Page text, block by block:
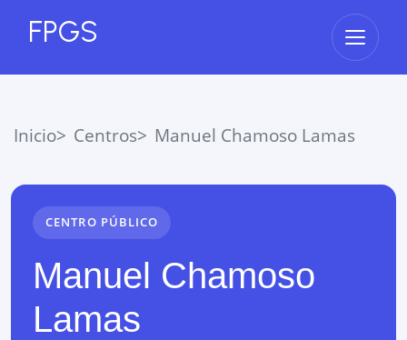
FPGS Abrir
Inicio Centros Manuel Chamoso Lamas
CENTRO PÚBLICO
Manuel Chamoso
Lamas